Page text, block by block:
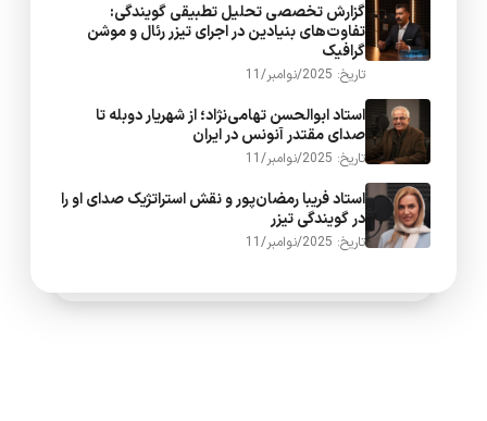
گزارش تخصصی تحلیل تطبیقی گویندگی:
تفاوت‌های بنیادین در اجرای تیزر رئال و موشن
گرافیک
تاریخ: 2025/نوامبر/11
استاد ابوالحسن تهامی‌نژاد؛ از شهریار دوبله تا
صدای مقتدر آنونس در ایران
تاریخ: 2025/نوامبر/11
استاد فریبا رمضان‌پور و نقش استراتژیک صدای او را
در گویندگی تیزر
تاریخ: 2025/نوامبر/11